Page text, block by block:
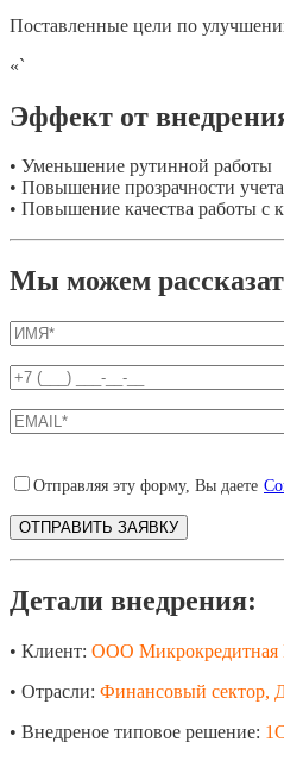
Поставленные цели по
«`
Эффект от
• Уменьшение рутинной работы
• Повышение прозрачности учета
• Повышение качества работы с
Мы можем
Отправляя эту форму, Вы даете
Детали внедрения:
• Клиент: ООО Микрокредитная
• Отрасли: Финансовый сектор,
• Внедреное типовое решение: